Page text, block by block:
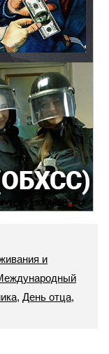
и
, День отца,